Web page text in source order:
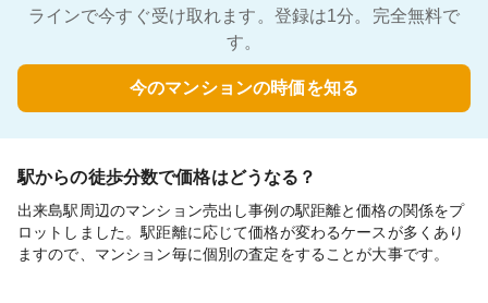
ラインで今すぐ受け取れます。登録は1分。完全無料で
す。
今のマンションの時価を知る
駅からの徒歩分数で価格はどうなる？
出来島駅周辺のマンション売出し事例の駅距離と価格の関係をプ
ロットしました。駅距離に応じて価格が変わるケースが多くあり
ますので、マンション毎に個別の査定をすることが大事です。